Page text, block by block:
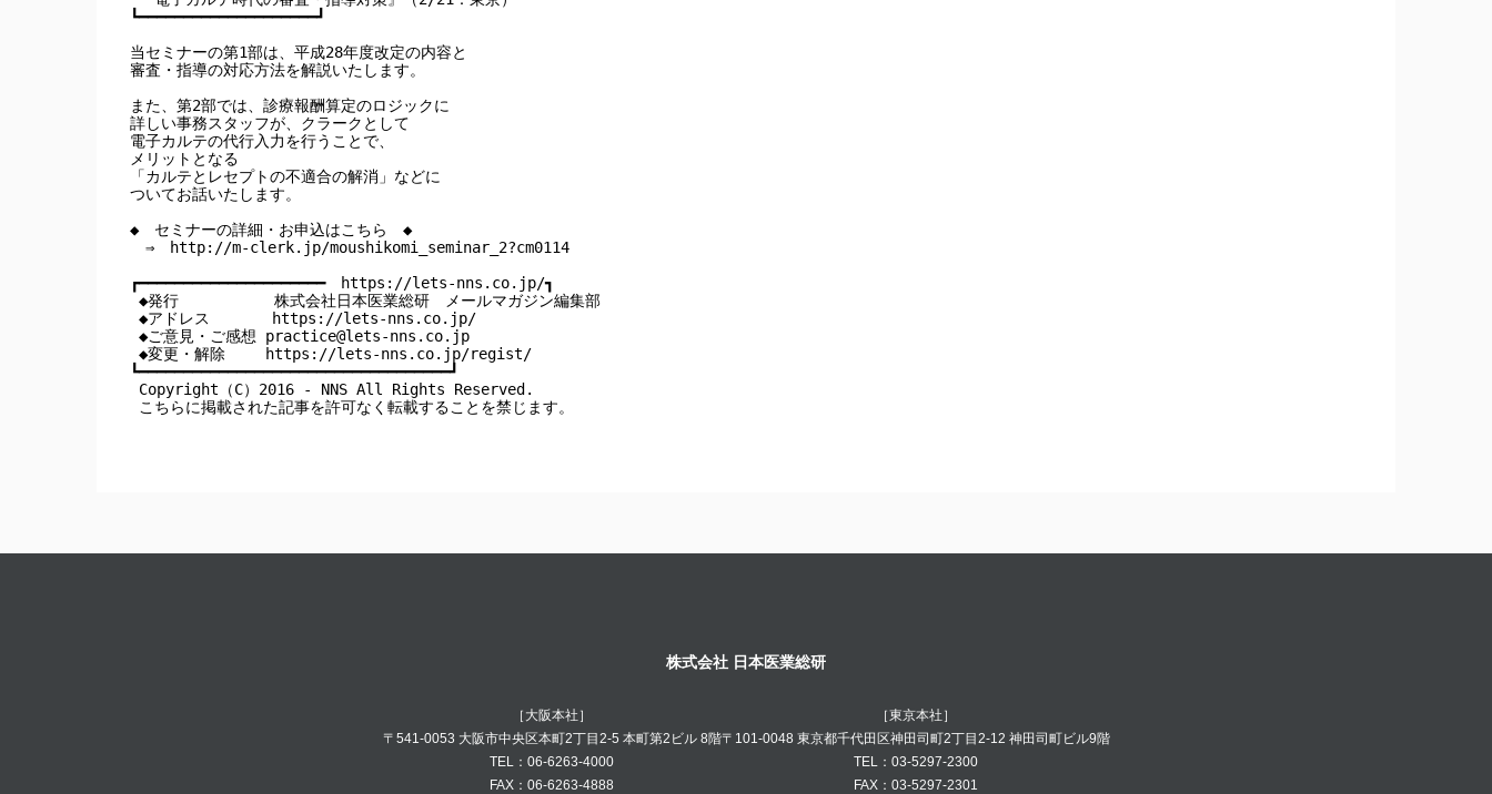
┗━━━━━━━━━━━━━━━━━━━━┛
当セミナーの第1部は、平成28年度改定の内容と
審査・指導の対応方法を解説いたします。
また、第2部では、診療報酬算定のロジックに
詳しい事務スタッフが、クラークとして
電子カルテの代行入力を行うことで、
メリットとなる
「カルテとレセプトの不適合の解消」などに
ついてお話いたします。
◆　セミナーの詳細・お申込はこちら　◆
⇒　http://m-clerk.jp/moushikomi_seminar_2?cm0114
┏━━━━━━━━━━━━━━━━━━━━━　https://lets-nns.co.jp/┓
◆発行　         株式会社日本医業総研　メールマガジン編集部
◆アドレス       https://lets-nns.co.jp/
◆ご意見・ご感想 practice@lets-nns.co.jp
◆変更・解除　　 https://lets-nns.co.jp/regist/
┗━━━━━━━━━━━━━━━━━━━━━━━━━━━━━━━━━━━┛
Copyright（C）2016 - NNS All Rights Reserved.
こちらに掲載された記事を許可なく転載することを禁じます。
株式会社 日本医業総研
［大阪本社］
〒541-0053 大阪市中央区本町2丁目2-5 本町第2ビル 8階
TEL：06-6263-4000
FAX：06-6263-4888
［東京本社］
〒101-0048 東京都千代田区神田司町2丁目2-12 神田司町ビル9階
TEL：03-5297-2300
FAX：03-5297-2301